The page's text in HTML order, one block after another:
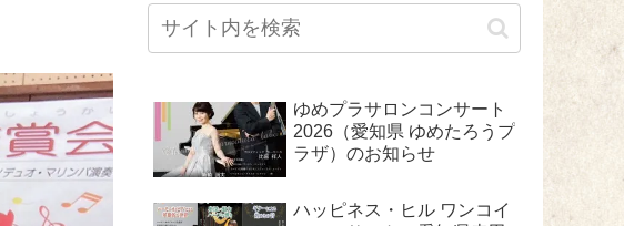
ゆめプラサロンコンサート
2026（愛知県 ゆめたろうプ
ラザ）のお知らせ
ハッピネス・ヒル ワンコイ